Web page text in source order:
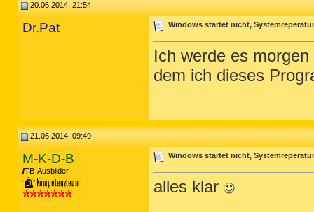
20.06.2014, 21:54
Dr.Pat Windows startet nicht,
Ich werde es
dem ich dieses
21.06.2014, 09:49
M-K-D-B
TB-Ausbilder
Windows startet nicht,
alles klar